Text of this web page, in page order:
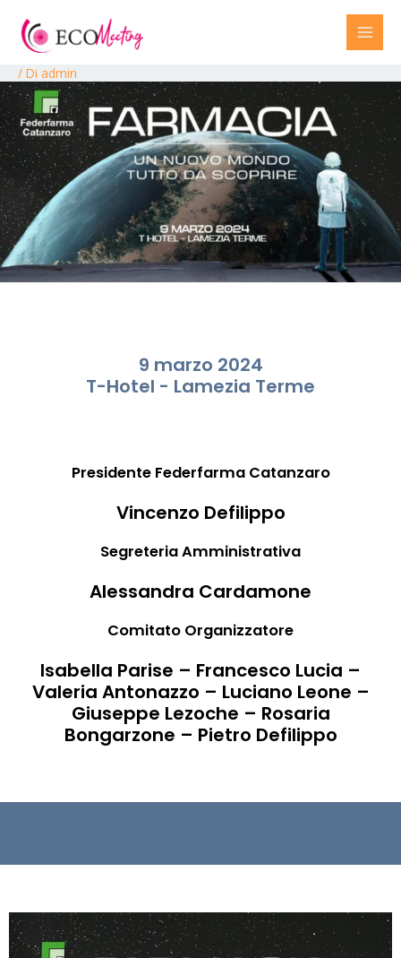
/ Di admin
9 marzo 2024
T-Hotel - Lamezia Terme
Presidente Federfarma Catanzaro
Vincenzo Defilippo
Segreteria Amministrativa
Alessandra Cardamone
Comitato Organizzatore
Isabella Parise – Francesco Lucia –
Valeria Antonazzo – Luciano Leone –
Giuseppe Lezoche – Rosaria
Bongarzone – Pietro Defilippo